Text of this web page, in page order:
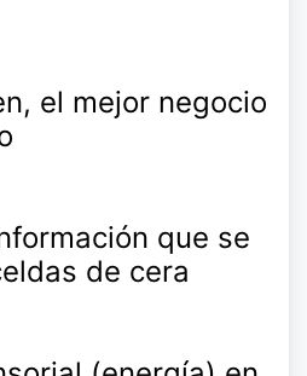
el mejor negocio
que se
de cera